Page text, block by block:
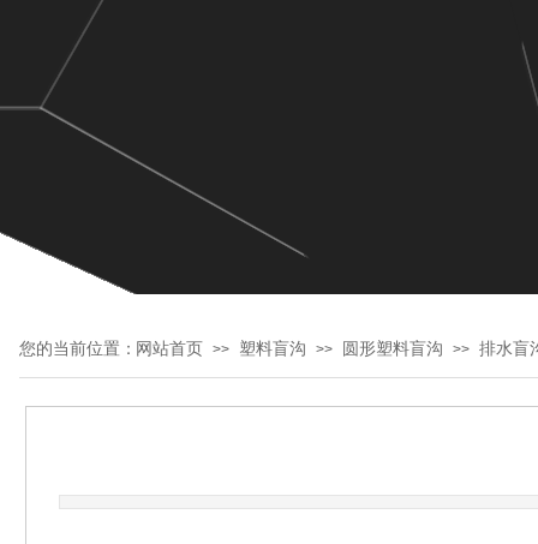
您的当前位置： 网站首页 >> 塑料盲沟 >> 圆形塑料盲沟 >> 排水盲